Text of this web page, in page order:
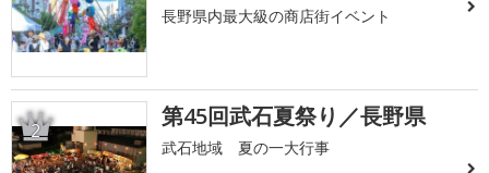
長野県内最大級の商店街イベント
2 第45回武石夏祭り／長野県
武石地域 夏の一大行事